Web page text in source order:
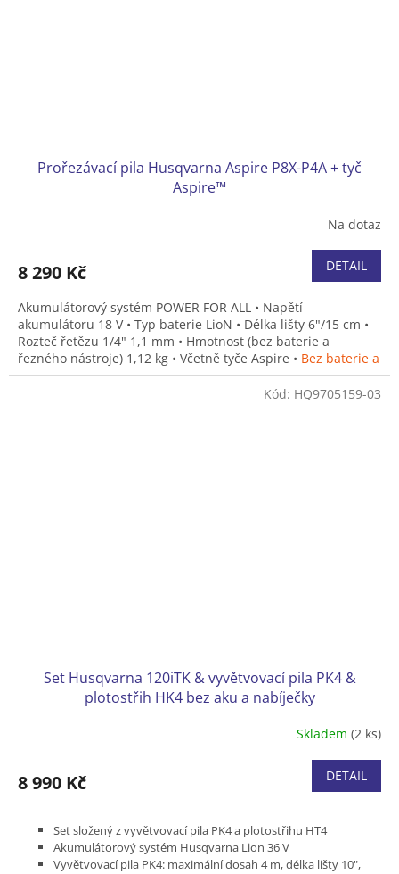
Prořezávací pila Husqvarna Aspire P8X-P4A + tyč
Aspire™
Na dotaz
8 290 Kč DETAIL
Akumulátorový systém POWER FOR ALL • Napětí
akumulátoru 18 V • Typ baterie LioN • Délka lišty 6"/15 cm •
Rozteč řetězu 1/4" 1,1 mm • Hmotnost (bez baterie a
řezného nástroje) 1,12 kg • Včetně tyče Aspire • Bez baterie a
nabíječky
Set Husqvarna 120iTK & vyvětvovací pila PK4 &
plotostřih HK4 bez aku a nabíječky
Skladem (2 ks)
8 990 Kč DETAIL
Set složený z vyvětvovací pila PK4 a plotostřihu HT4
Akumulátorový systém Husqvarna Lion 36 V
Vyvětvovací pila PK4: maximální dosah 4 m, délka lišty 10",
Kód: HQ9705159-03